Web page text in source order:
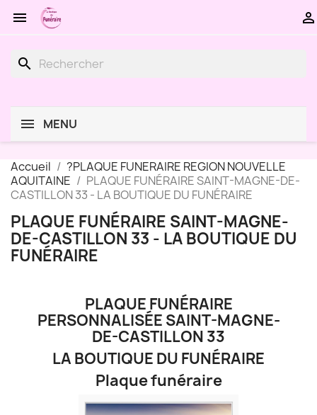
 
search
MENU
Accueil
?PLAQUE FUNERAIRE REGION NOUVELLE
AQUITAINE
PLAQUE FUNÉRAIRE SAINT-MAGNE-DE-
CASTILLON 33 - LA BOUTIQUE DU FUNÉRAIRE
PLAQUE FUNÉRAIRE SAINT-MAGNE-
DE-CASTILLON 33 - LA BOUTIQUE DU
FUNÉRAIRE
PLAQUE FUNÉRAIRE
PERSONNALISÉE SAINT-MAGNE-
DE-CASTILLON 33
LA BOUTIQUE DU FUNÉRAIRE
Plaque funéraire